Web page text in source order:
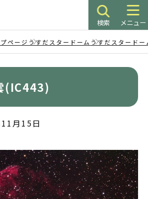
検索 メニュー
ページ うすだスタードーム うすだスタード
(IC443)
月15日